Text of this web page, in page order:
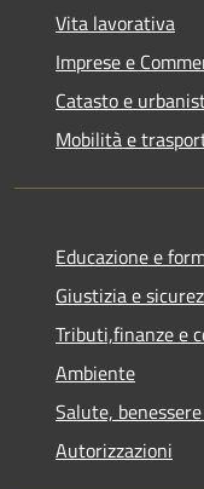
Vita lavorativa
Imprese e
Catasto e
Mobilità e
Educazione e
Giustizia e
Tributi,finanze e
Ambiente
Salute,
Autorizzazioni